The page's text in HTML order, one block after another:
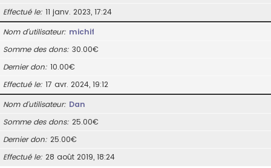
Effectué le 11 janv. 2023, 17:24
Nom d’utilisateur michif
Somme des dons 30.00€
Dernier don 10.00€
Effectué le 17 avr. 2024, 19:12
Nom d’utilisateur Dan
Somme des dons 25.00€
Dernier don 25.00€
Effectué le 28 août 2019, 18:24